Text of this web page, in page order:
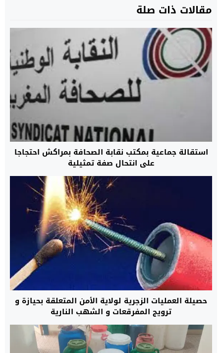
مقالات ذات صلة
استقالة جماعية بمكتب نقابة الصحافة بمراكش احتجاجا
على انتحال صفة تمثيلية
حصيلة العمليات الزجرية لولاية الأمن المتعلقة بحيازة و
ترويج المفرقعات و الشهب النارية